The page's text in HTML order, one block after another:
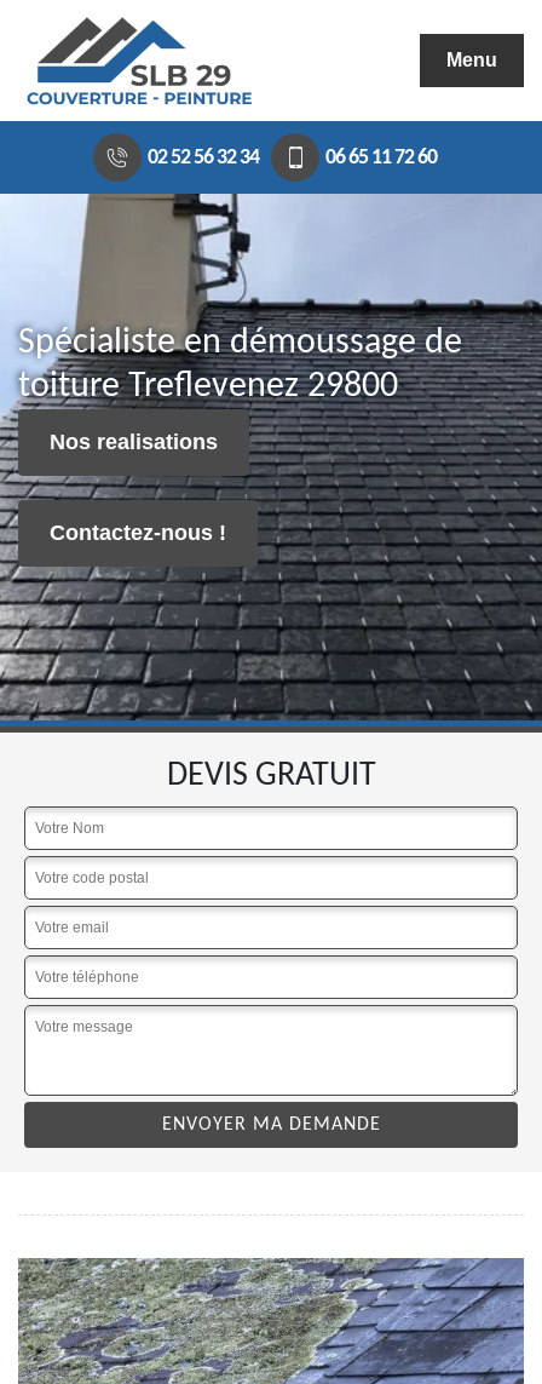
Menu
02 52 56 32 34 06 65 11 72 60
Spécialiste en démoussage de
toiture Treflevenez 29800
Nos realisations
Contactez-nous !
DEVIS GRATUIT